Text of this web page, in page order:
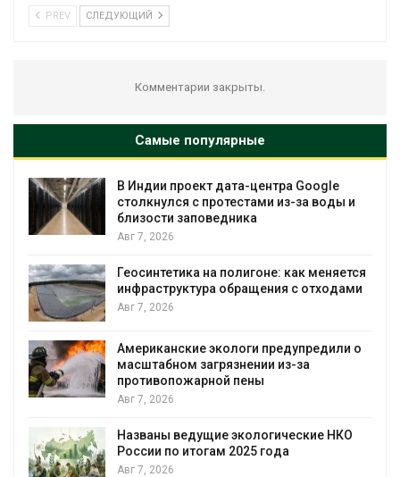
PREV СЛЕДУЮЩИЙ
Комментарии закрыты.
Самые популярные
В Индии проект дата-центра Google
столкнулся с протестами из-за воды и
близости заповедника
Авг 7, 2026
Геосинтетика на полигоне: как меняется
инфраструктура обращения с отходами
Авг 7, 2026
Американские экологи предупредили о
масштабном загрязнении из-за
противопожарной пены
Авг 7, 2026
Названы ведущие экологические НКО
России по итогам 2025 года
Авг 7, 2026